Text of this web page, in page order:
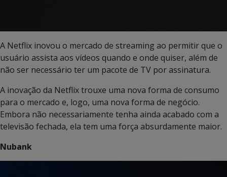
A Netflix inovou o mercado de streaming ao permitir que o
usuário assista aos vídeos quando e onde quiser, além de
não ser necessário ter um pacote de TV por assinatura.
A inovação da Netflix trouxe uma nova forma de consumo
para o mercado e, logo, uma nova forma de negócio.
Embora não necessariamente tenha ainda acabado com a
televisão fechada, ela tem uma força absurdamente maior.
Nubank